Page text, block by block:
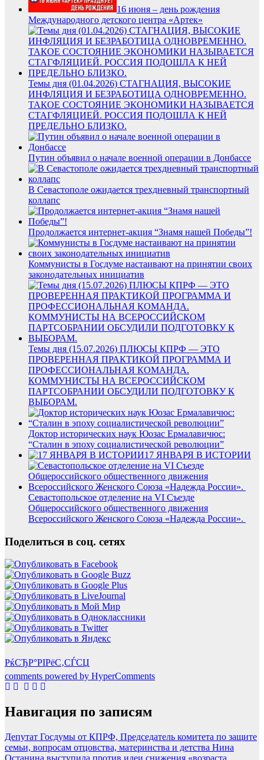
16 июня – день рождения
Международного детского центра «Артек»
Темы дня (01.04.2026) СТАГНАЦИЯ, ВЫСОКИЕ
ИНФЛЯЦИЯ И БЕЗРАБОТИЦА ОДНОВРЕМЕННО.
ТАКОЕ СОСТОЯНИЕ ЭКОНОМИКИ НАЗЫВАЕТСЯ
СТАГФЛЯЦИЕЙ. РОССИЯ ПОДОШЛА К НЕЙ
ПРЕДЕЛЬНО БЛИЗКО.
Путин объявил о начале военной операции в Донбассе
В Севастополе ожидается трехдневный транспортный
коллапс
Продолжается интернет-акция “Знамя нашей Победы”!
Коммунисты в Госдуме настаивают на принятии своих
законодательных инициатив
Темы дня (15.07.2026) ПЛЮСЫ КПРФ — ЭТО
ПРОВЕРЕННАЯ ПРАКТИКОЙ ПРОГРАММА И
ПРОФЕССИОНАЛЬНАЯ КОМАНДА.
КОММУНИСТЫ НА ВСЕРОССИЙСКОМ
ПАРТСОБРАНИИ ОБСУДИЛИ ПОДГОТОВКУ К
ВЫБОРАМ.
Доктор исторических наук Юозас Ермалавичюс:
“Сталин в эпоху социалистической революции”
17 ЯНВАРЯ В ИСТОРИИ
Севастопольское отделение на VI Съезде
Общероссийского общественного движения
Всероссийского Женского Союза «Надежда России». ️
Поделиться в соц. сетях
РќСЂР°РІРёС‚СЃСЏ
comments powered by HyperComments
Навигация по записям
Депутат Госдумы от КПРФ, Председатель комитета по защите
семьи, вопросам отцовства, материнства и детства Нина
Останина выступила против идеи снижения «возраста